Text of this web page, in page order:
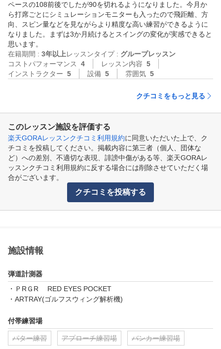
ペースの108前後でしたが90を切れるようになりました。今月か
ら打席ごとにシミュレーションモニターも入ったので飛距離、方
向、スピン量などを見ながらより精度な高い練習ができるように
なりました。まずは3か月続けるとスイングの変化が実感できると
思います。
在籍期間 : 3年以上レッスンタイプ : グループレッスン
コストパフォーマンス
4 レッスン内容 5
インストラクター 5 設備 5 雰囲気 5
クチコミをもっと見る
このレッスン施設を評価する
楽天GORAレッスンクチコミ利用規約に同意いただいた上で、ク
チコミを投稿してください。掲載内容に第三者（個人、団体な
ど）への差別、不適切な表現、誹謗中傷がある等、楽天GORAレ
ッスンクチコミ利用規約に反する場合には削除させていただく場
合がございます。
クチコミを投稿する
施設情報
弾道計測器
・ＰRＧR 　RED EYES POCKET
・ARTRAY(ゴルフスウィング解析機)
付帯練習場
パター練習 アプローチ練習場 バンカー練習場